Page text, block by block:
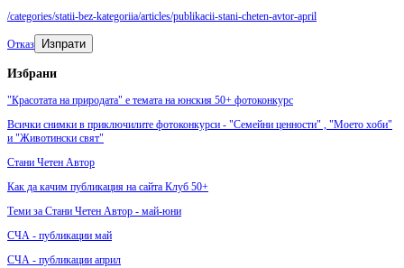
/categories/statii-bez-kategoriia/articles/publikacii-stani-cheten-avtor-april
Отказ Изпрати
Избрани
"Красотата на природата" е темата на юнския 50+ фотоконкурс
Всички снимки в приключилите фотоконкурси - "Семейни ценности" , "Моето хоби"
и "Животински свят"
Стани Четен Автор
Как да качим публикация на сайта Клуб 50+
Теми за Стани Четен Автор - май-юни
СЧА - публикации май
СЧА - публикации април